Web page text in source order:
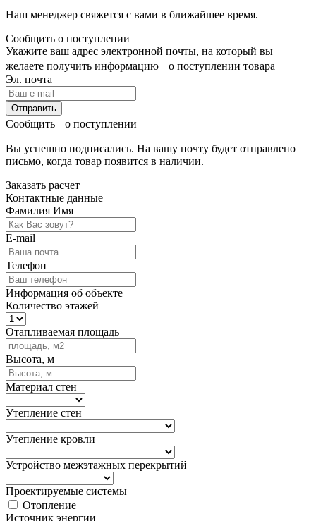
Наш менеджер свяжется с вами в ближайшее время.
Сообщить о поступлении
Укажите ваш адрес электронной почты, на который вы
желаете получить информацию о поступлении товара
Эл. почта
Отправить
Сообщить о поступлении
Вы успешно подписались. На вашу почту будет отправлено
письмо, когда товар появится в наличии.
Заказать расчет
Контактные данные
Фамилия Имя
E-mail
Телефон
Информация об объекте
Количество этажей
Отапливаемая площадь
Высота, м
Материал стен
Утепление стен
Утепление кровли
Устройство межэтажных перекрытий
Проектируемые системы
Отопление
Источник энергии